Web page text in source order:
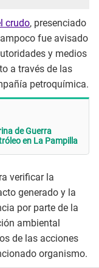
crudo, presenciado
fue avisado
y medios
a través de las
petroquímica.
de Guerra
en La Pampilla
verificar la
generado y la
por parte de la
ambiental
de las acciones
organismo.